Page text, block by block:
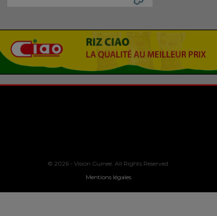
© 2026 - Vision Guinee. All Rights Reserved.
Mentions légales